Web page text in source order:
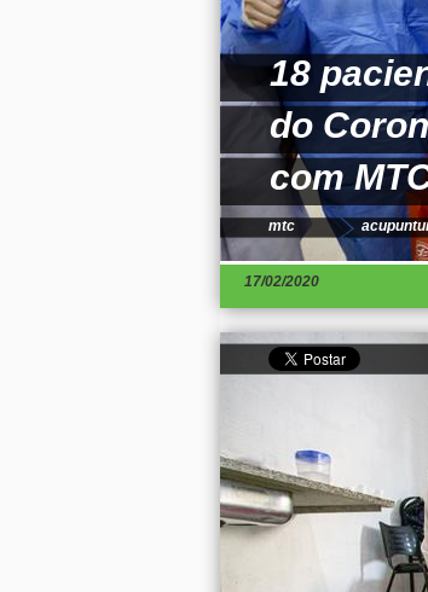
18
do
com
mtc
17/02/2020